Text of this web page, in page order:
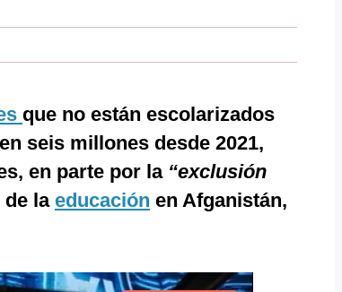
que no están escolarizados
seis millones desde 2021,
en parte por la“exclusión
de la educación en Afganistán,